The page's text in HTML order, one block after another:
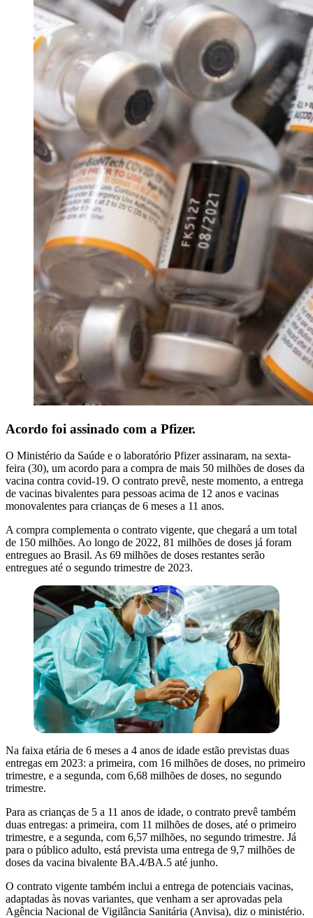
Acordo foi assinado com a Pfizer.
O Ministério da Saúde e o laboratório Pfizer assinaram, na sexta-
feira (30), um acordo para a compra de mais 50 milhões de doses da
vacina contra covid-19. O contrato prevê, neste momento, a entrega
de vacinas bivalentes para pessoas acima de 12 anos e vacinas
monovalentes para crianças de 6 meses a 11 anos.
A compra complementa o contrato vigente, que chegará a um total
de 150 milhões. Ao longo de 2022, 81 milhões de doses já foram
entregues ao Brasil. As 69 milhões de doses restantes serão
entregues até o segundo trimestre de 2023.
Na faixa etária de 6 meses a 4 anos de idade estão previstas duas
entregas em 2023: a primeira, com 16 milhões de doses, no primeiro
trimestre, e a segunda, com 6,68 milhões de doses, no segundo
trimestre.
Para as crianças de 5 a 11 anos de idade, o contrato prevê também
duas entregas: a primeira, com 11 milhões de doses, até o primeiro
trimestre, e a segunda, com 6,57 milhões, no segundo trimestre. Já
para o público adulto, está prevista uma entrega de 9,7 milhões de
doses da vacina bivalente BA.4/BA.5 até junho.
O contrato vigente também inclui a entrega de potenciais vacinas,
adaptadas às novas variantes, que venham a ser aprovadas pela
Agência Nacional de Vigilância Sanitária (Anvisa), diz o ministério.